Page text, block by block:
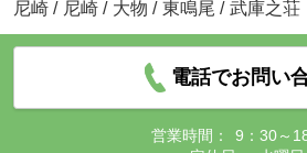
尼崎 / 尼崎 / 大物 / 東鳴尾 / 武庫之荘
電話でお問い
営業時間：
9：30～